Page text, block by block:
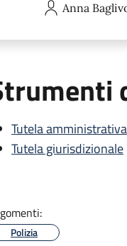
Anna
Tutela amministrativa
Tutela giurisdizionale
Polizia